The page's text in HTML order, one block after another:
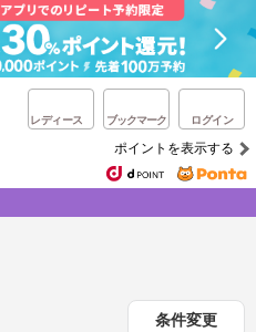
レディース ブックマーク ログイン
ポイントを表示する
条件変更